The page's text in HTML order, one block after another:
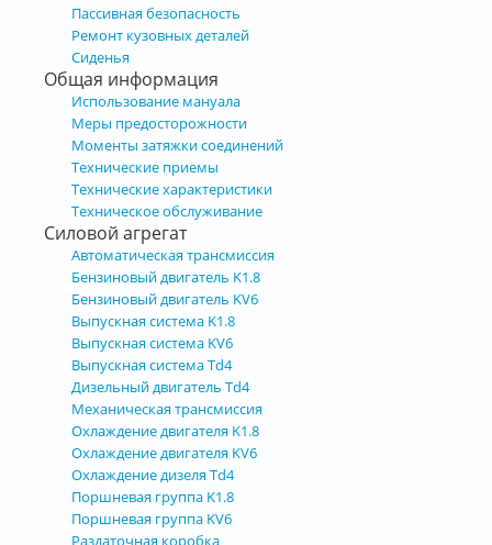
Пассивная безопасность
Ремонт кузовных деталей
Сиденья
Общая информация
Использование мануала
Меры предосторожности
Моменты затяжки соединений
Технические приемы
Технические характеристики
Техническое обслуживание
Силовой агрегат
Автоматическая трансмиссия
Бензиновый двигатель K1.8
Бензиновый двигатель KV6
Выпускная система K1.8
Выпускная система KV6
Выпускная система Td4
Дизельный двигатель Td4
Механическая трансмиссия
Охлаждение двигателя K1.8
Охлаждение двигателя KV6
Охлаждение дизеля Td4
Поршневая группа K1.8
Поршневая группа KV6
Раздаточная коробка